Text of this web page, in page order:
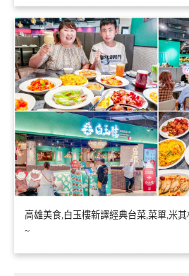
高雄美食,白玉樓新譯經典台菜,菜單,米
~